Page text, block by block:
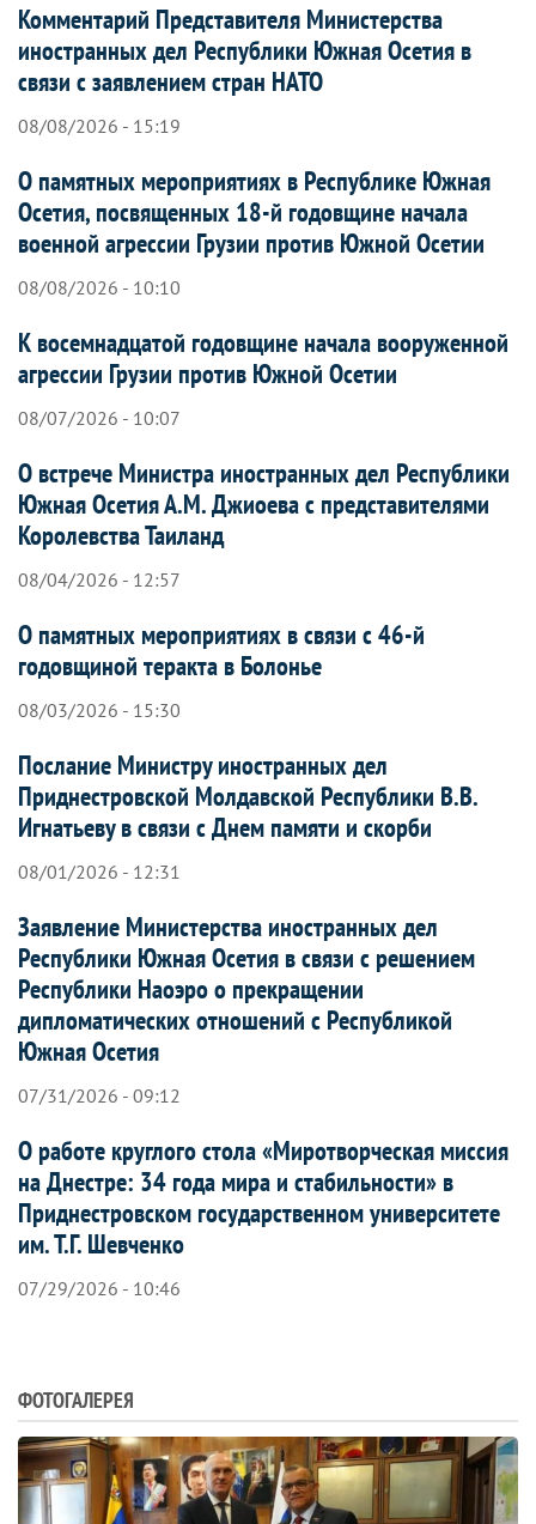
Комментарий Представителя Министерства
иностранных дел Республики Южная Осетия в
связи с заявлением стран НАТО
08/08/2026 - 15:19
О памятных мероприятиях в Республике Южная
Осетия, посвященных 18-й годовщине начала
военной агрессии Грузии против Южной Осетии
08/08/2026 - 10:10
К восемнадцатой годовщине начала вооруженной
агрессии Грузии против Южной Осетии
08/07/2026 - 10:07
О встрече Министра иностранных дел Республики
Южная Осетия А.М. Джиоева с представителями
Королевства Таиланд
08/04/2026 - 12:57
О памятных мероприятиях в связи с 46-й
годовщиной теракта в Болонье
08/03/2026 - 15:30
Послание Министру иностранных дел
Приднестровской Молдавской Республики В.В.
Игнатьеву в связи с Днем памяти и скорби
08/01/2026 - 12:31
Заявление Министерства иностранных дел
Республики Южная Осетия в связи с решением
Республики Наоэро о прекращении
дипломатических отношений с Республикой
Южная Осетия
07/31/2026 - 09:12
О работе круглого стола «Миротворческая миссия
на Днестре: 34 года мира и стабильности» в
Приднестровском государственном университете
им. Т.Г. Шевченко
07/29/2026 - 10:46
ФОТОГАЛЕРЕЯ